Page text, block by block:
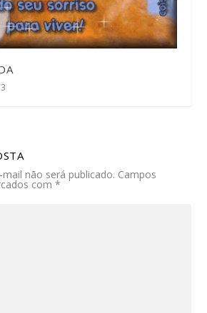
não será publicado. Campos
com*